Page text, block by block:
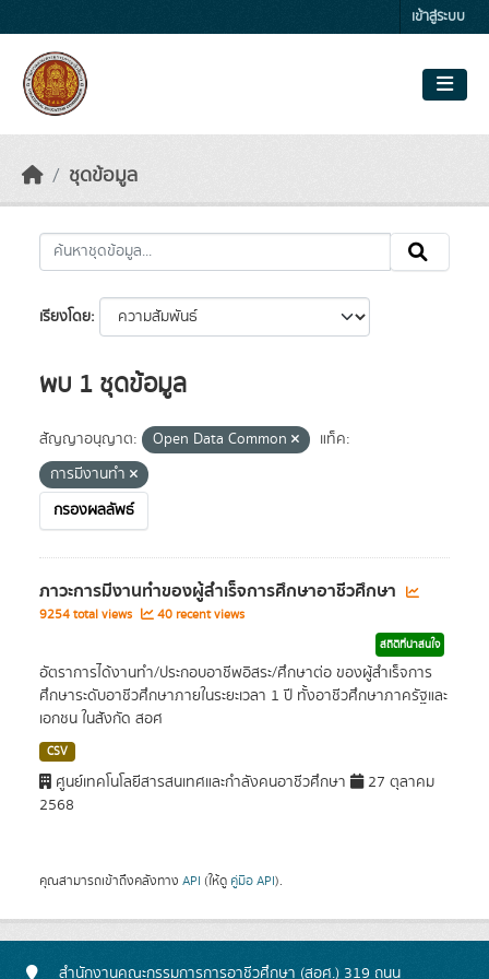
เข้าสู่ระบบ
ชุดข้อมูล
เรียงโดย
พบ 1 ชุดข้อมูล
สัญญาอนุญาต: Open Data Common
แท็ค:
การมีงานทำ
กรองผลลัพธ์
ภาวะการมีงานทำของผู้สำเร็จการศึกษาอาชีวศึกษา
9254 total views 40 recent views
สถิติที่น่าสนใจ
อัตราการได้งานทำ/ประกอบอาชีพอิสระ/ศึกษาต่อ ของผู้สำเร็จการ
ศึกษาระดับอาชีวศึกษาภายในระยะเวลา 1 ปี ทั้งอาชีวศึกษาภาครัฐและ
เอกชน ในสังกัด สอศ
CSV
ศูนย์เทคโนโลยีสารสนเทศและกำลังคนอาชีวศึกษา
27 ตุลาคม
2568
คุณสามารถเข้าถึงคลังทาง API (ให้ดู คู่มือ API).
สำนักงานคณะกรรมการการอาชีวศึกษา (สอศ.) 319 ถนน